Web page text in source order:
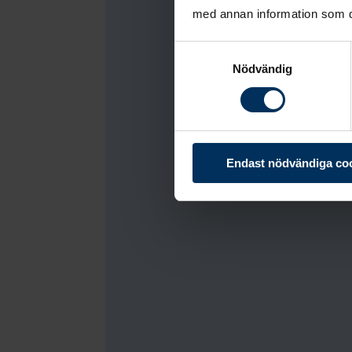
med annan information som
Nödvändig
Endast nödvändiga
Loading...